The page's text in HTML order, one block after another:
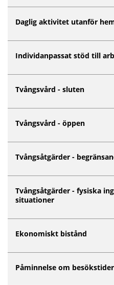
Daglig aktivitet utanför
Individanpassat stöd till
Tvångsvård - sluten
Tvångsvård - öppen
Tvångsåtgärder -
Tvångsåtgärder - fysiska
situationer
Ekonomiskt bistånd
Påminnelse om besökstider